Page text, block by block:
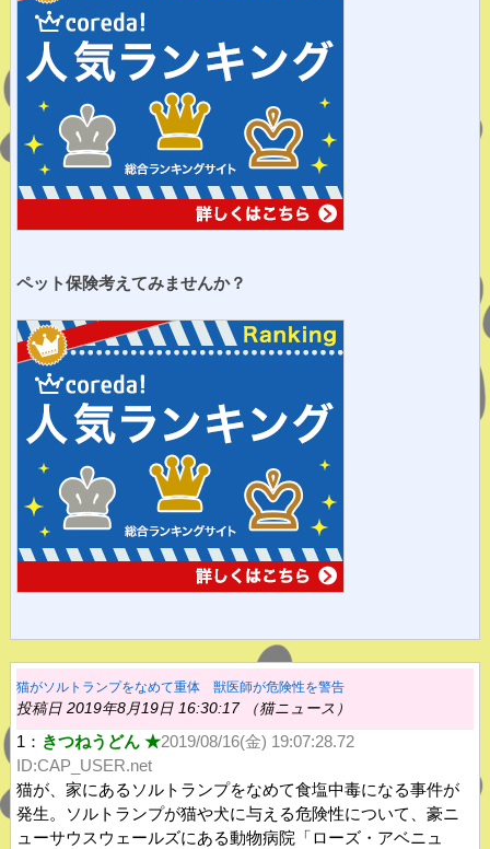
ペット保険考えてみませんか？
猫がソルトランプをなめて重体 獣医師が危険性を警告
投稿日 2019年8月19日 16:30:17 （猫ニュース）
1： きつねうどん ★2019/08/16(金) 19:07:28.72
ID:CAP_USER.net
猫が、家にあるソルトランプをなめて食塩中毒になる事件が
発生。ソルトランプが猫や犬に与える危険性について、豪ニ
ューサウスウェールズにある動物病院「ローズ・アベニュ